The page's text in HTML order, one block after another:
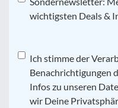
wichtigsten Deals &
Datenschutz*
Ich stimme der
Benachrichtigungen
Infos zu unseren
wir Deine